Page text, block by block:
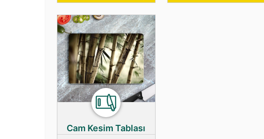
Cam Kesim Tablası